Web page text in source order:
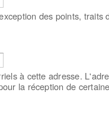
des points, traits
à cette adresse.
la réception de